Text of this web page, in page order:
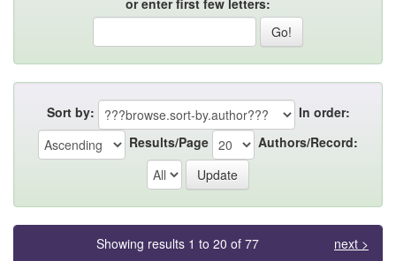
Sort by:
In order:
Results/Page
Authors/Record:
Showing results 1 to 20 of 77
next >